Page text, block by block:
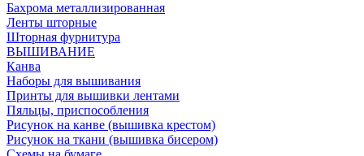
Бахрома металлизированная
Ленты шторные
Шторная фурнитура
ВЫШИВАНИЕ
Канва
Наборы для вышивания
Принты для вышивки лентами
Пяльцы, приспособления
Рисунок на канве (вышивка крестом)
Рисунок на ткани (вышивка бисером)